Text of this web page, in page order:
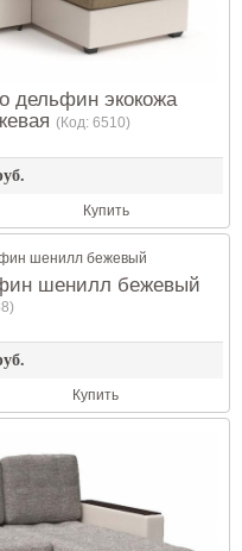
дельфин экокожа
(Код: 6510)
Купить
шенилл бежевый
)
Купить